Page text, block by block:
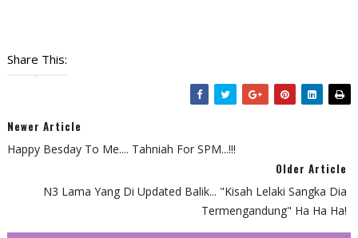
Share This:
Newer Article
Happy Besday To Me.... Tahniah For SPM...!!!
Older Article
N3 Lama Yang Di Updated Balik... "Kisah Lelaki Sangka Dia
Termengandung" Ha Ha Ha!